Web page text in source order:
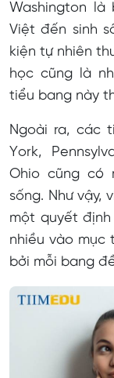
Washington
Việt đến sinh
kiện tự nhiên
học cũng là
tiểu bang này
Ngoài ra, các
York,
Ohio cũng có
sống. Như vậy,
một quyết
nhiều vào mục
bởi mỗi bang